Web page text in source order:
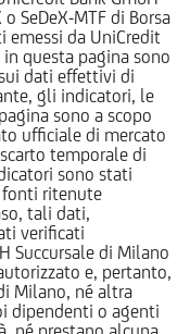
SeDeX-MTF di Borsa
emessi da UniCredit
in questa pagina sono
dati effettivi di
gli indicatori, le
sono a scopo
ufficiale di mercato
temporale di
sono stati
ritenute
tali dati,
verificati
Succursale di Milano
e, pertanto,
Milano, né altra
dipendenti o agenti